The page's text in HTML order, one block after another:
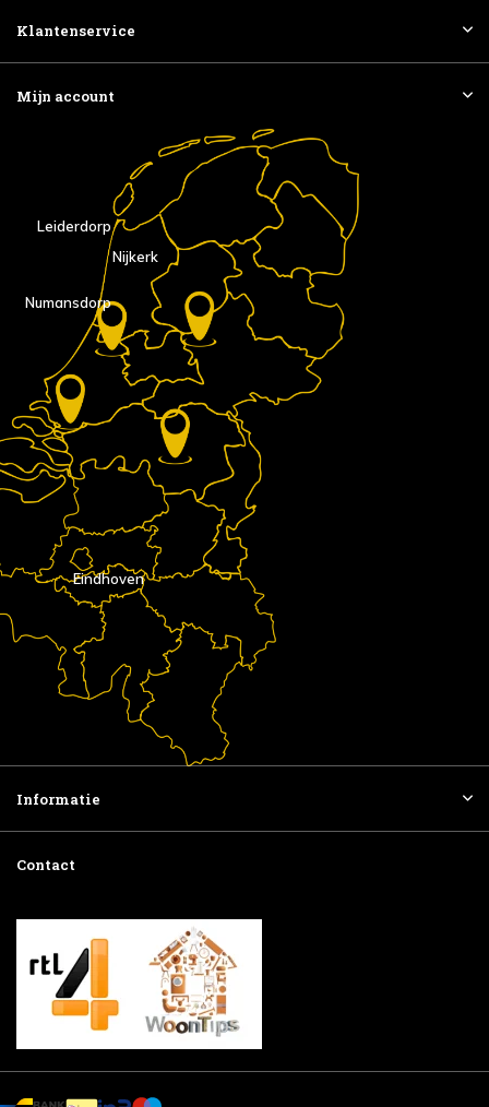
Klantenservice
Mijn account
Eindhoven
Nijkerk
Numansdorp
Leiderdorp
Informatie
Contact